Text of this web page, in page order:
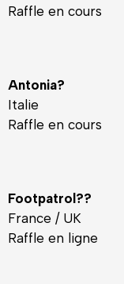
Raffle en cours
Antonia?
Italie
Raffle en cours
Footpatrol??
France / UK
Raffle en ligne